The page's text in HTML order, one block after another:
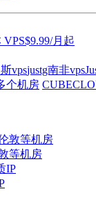
月起
vpsjustg南非vps
个机房
等机房